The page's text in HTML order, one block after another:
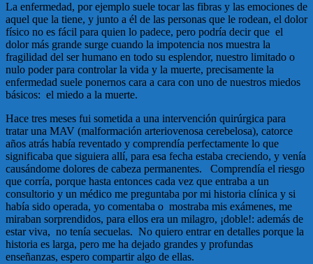
La enfermedad, por ejemplo suele tocar las fibras y las emociones de
aquel que la tiene, y junto a él de las personas que le rodean, el dolor
físico no es fácil para quien lo padece, pero podría decir que el
dolor más grande surge cuando la impotencia nos muestra la
fragilidad del ser humano en todo su esplendor, nuestro limitado o
nulo poder para controlar la vida y la muerte, precisamente la
enfermedad suele ponernos cara a cara con uno de nuestros miedos
básicos: el miedo a la muerte.
Hace tres meses fui sometida a una intervención quirúrgica para
tratar una MAV (malformación arteriovenosa cerebelosa), catorce
años atrás había reventado y comprendía perfectamente lo que
significaba que siguiera allí, para esa fecha estaba creciendo, y venía
causándome dolores de cabeza permanentes. Comprendía el riesgo
que corría, porque hasta entonces cada vez que entraba a un
consultorio y un médico me preguntaba por mi historia clínica y si
había sido operada, yo comentaba o mostraba mis exámenes, me
miraban sorprendidos, para ellos era un milagro, ¡doble!: además de
estar viva, no tenía secuelas. No quiero entrar en detalles porque la
historia es larga, pero me ha dejado grandes y profundas
enseñanzas, espero compartir algo de ellas.